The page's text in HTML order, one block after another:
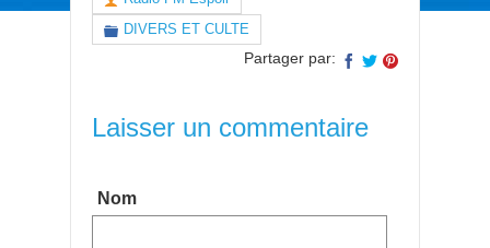
DIVERS ET CULTE
Partager par:
Laisser un commentaire
Nom